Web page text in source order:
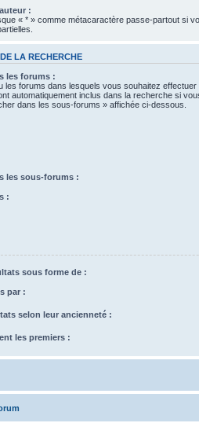
:
« * » comme métacaractère passe-partout si
LA RECHERCHE
les forums :
les forums dans lesquels vous souhaitez
automatiquement inclus dans la recherche si
dans les sous-forums » affichée ci-dessous.
les sous-forums :
:
sous forme de :
par :
selon leur ancienneté :
les premiers :